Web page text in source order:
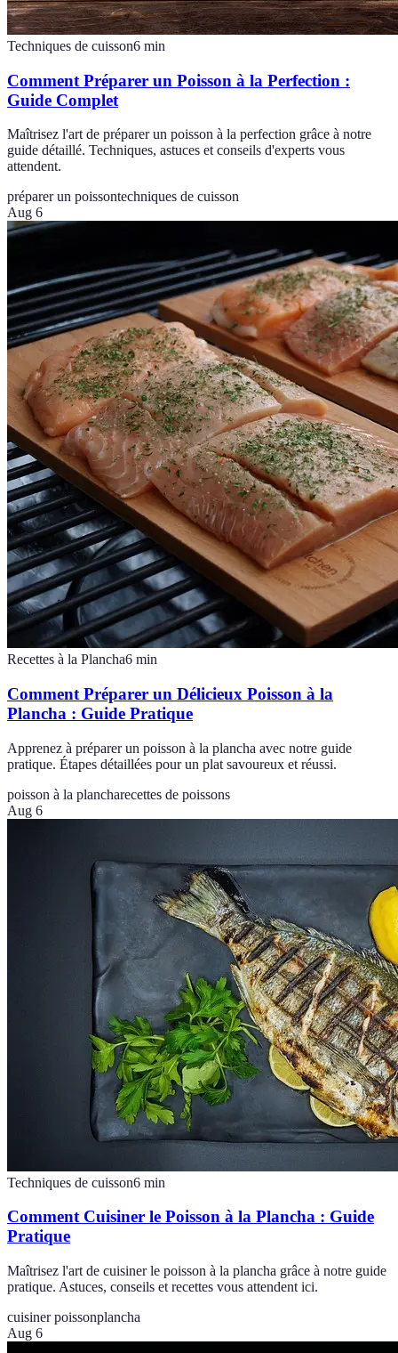
Techniques de cuisson6 min
Comment Préparer un Poisson à la Perfection :
Guide Complet
Maîtrisez l'art de préparer un poisson à la perfection grâce à notre
guide détaillé. Techniques, astuces et conseils d'experts vous
attendent.
préparer un poissontechniques de cuisson
Aug 6
Recettes à la Plancha6 min
Comment Préparer un Délicieux Poisson à la
Plancha : Guide Pratique
Apprenez à préparer un poisson à la plancha avec notre guide
pratique. Étapes détaillées pour un plat savoureux et réussi.
poisson à la plancharecettes de poissons
Aug 6
Techniques de cuisson6 min
Comment Cuisiner le Poisson à la Plancha : Guide
Pratique
Maîtrisez l'art de cuisiner le poisson à la plancha grâce à notre guide
pratique. Astuces, conseils et recettes vous attendent ici.
cuisiner poissonplancha
Aug 6